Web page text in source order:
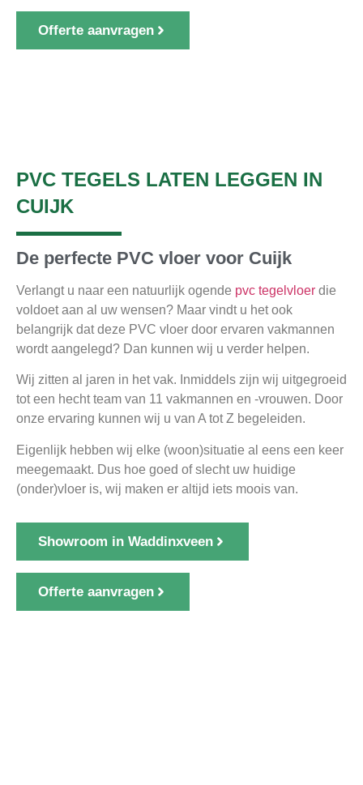
Offerte aanvragen
PVC TEGELS LATEN LEGGEN IN
CUIJK
De perfecte PVC vloer voor Cuijk
Verlangt u naar een natuurlijk ogende pvc tegelvloer die
voldoet aan al uw wensen? Maar vindt u het ook
belangrijk dat deze PVC vloer door ervaren vakmannen
wordt aangelegd? Dan kunnen wij u verder helpen.
Wij zitten al jaren in het vak. Inmiddels zijn wij uitgegroeid
tot een hecht team van 11 vakmannen en -vrouwen. Door
onze ervaring kunnen wij u van A tot Z begeleiden.
Eigenlijk hebben wij elke (woon)situatie al eens een keer
meegemaakt. Dus hoe goed of slecht uw huidige
(onder)vloer is, wij maken er altijd iets moois van.
Showroom in Waddinxveen
Offerte aanvragen